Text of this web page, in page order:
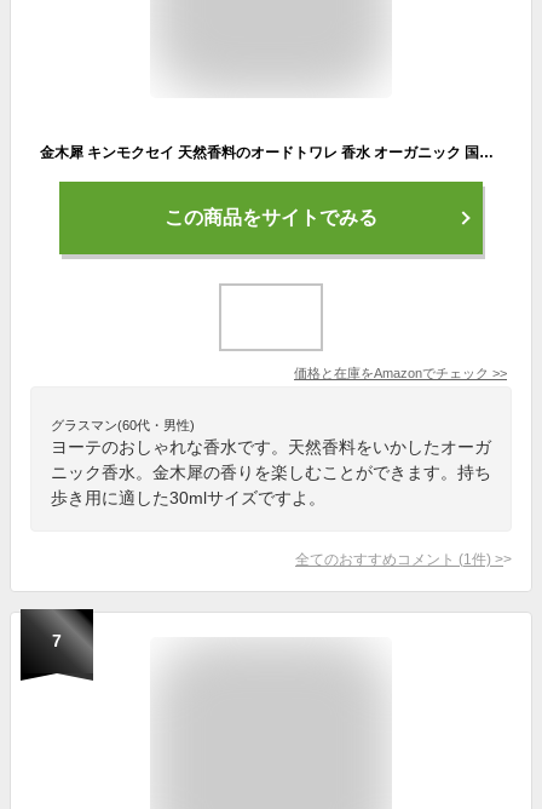
金木犀 キンモクセイ 天然香料のオードトワレ 香水 オーガニック 国産 jote flat ２（ ヨーテ ）30ml 国産 金木犀 ウォーター使用（エコ包装商品）
この商品をサイトでみる
価格と在庫をAmazonでチェック >>
グラスマン(60代・男性)
ヨーテのおしゃれな香水です。天然香料をいかしたオーガ
ニック香水。金木犀の香りを楽しむことができます。持ち
歩き用に適した30mlサイズですよ。
全てのおすすめコメント (1 件) >
7